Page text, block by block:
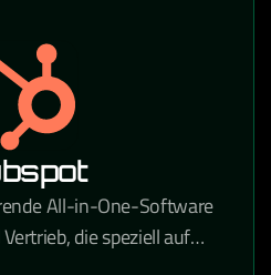
All-in-One-Software
die speziell auf